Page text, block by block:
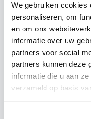
We gebruiken cookies
personaliseren, om
en om ons
informatie over uw
partners voor social
partners kunnen deze
informatie die u aan
verzameld op basis
vertragingen
Duidelijke
deelnemers
tijden en
Coördinatie: